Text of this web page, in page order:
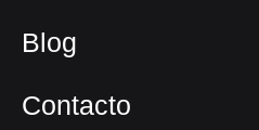
Blog
ContactoEspañol